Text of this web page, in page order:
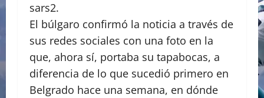
sars2.
El búlgaro confirmó la noticia a través de
sus redes sociales con una foto en la
que, ahora sí, portaba su tapabocas, a
diferencia de lo que sucedió primero en
Belgrado hace una semana, en dónde